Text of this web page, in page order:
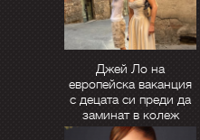
Джей Ло на
европейска ваканция
с децата си преди да
заминат в колеж